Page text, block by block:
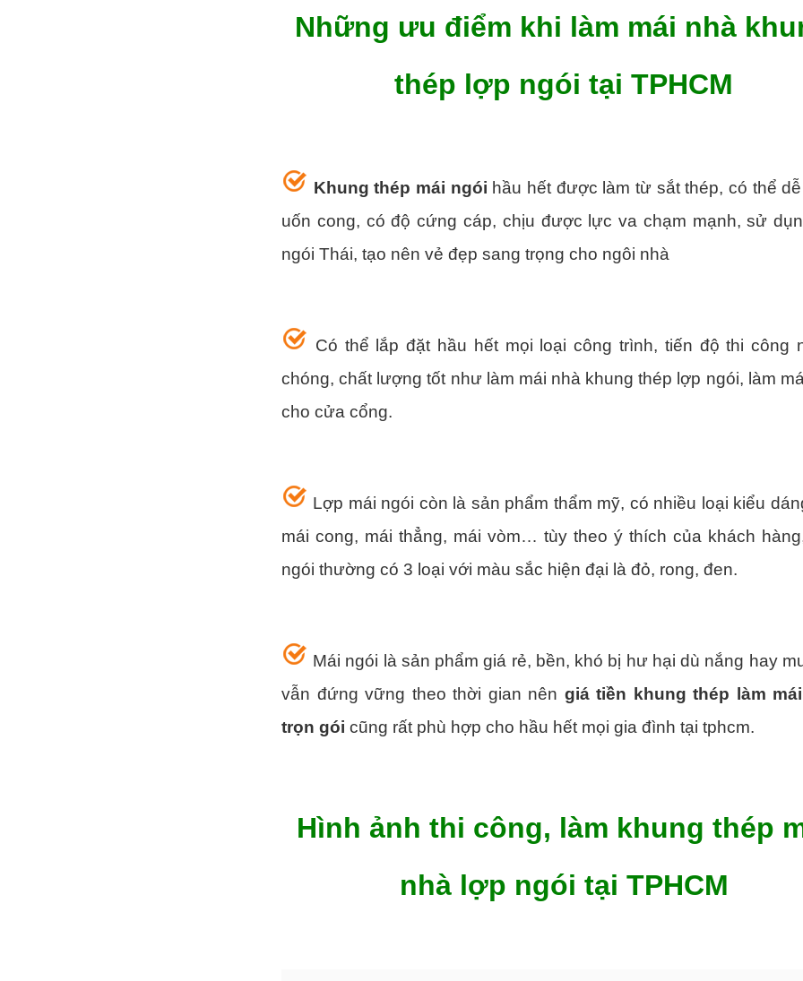
Những ưu điểm khi làm mái nhà
thép lợp ngói tại TPHCM
Khung thép mái ngói hầu hết được làm từ sắt thép, có thể
uốn cong, có độ cứng cáp, chịu được lực va chạm mạnh, sử
ngói Thái, tạo nên vẻ đẹp sang trọng cho ngôi nhà
Có thể lắp đặt hầu hết mọi loại công trình, tiến độ thi công
chóng, chất lượng tốt như làm mái nhà khung thép lợp ngói, làm
cho cửa cổng.
Lợp mái ngói còn là sản phẩm thẩm mỹ, có nhiều loại kiểu
mái cong, mái thẳng, mái vòm… tùy theo ý thích của khách
ngói thường có 3 loại với màu sắc hiện đại là đỏ, rong, đen.
Mái ngói là sản phẩm giá rẻ, bền, khó bị hư hại dù nắng hay
vẫn đứng vững theo thời gian nên giá tiền khung thép làm
trọn gói cũng rất phù hợp cho hầu hết mọi gia đình tại tphcm.
Hình ảnh thi công, làm khung thép
nhà lợp ngói tại TPHCM